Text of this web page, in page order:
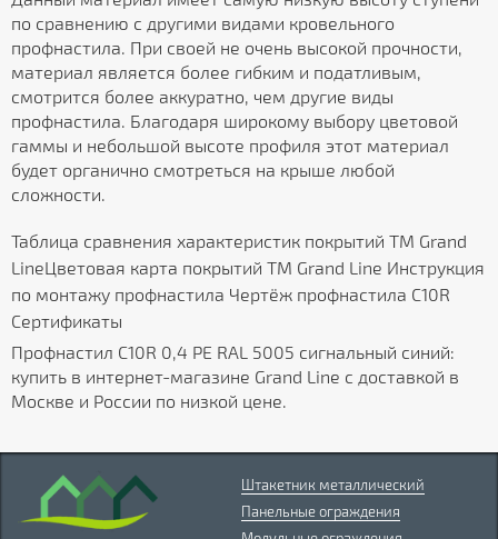
по сравнению с другими видами кровельного
профнастила. При своей не очень высокой прочности,
материал является более гибким и податливым,
смотрится более аккуратно, чем другие виды
профнастила. Благодаря широкому выбору цветовой
гаммы и небольшой высоте профиля этот материал
будет органично смотреться на крыше любой
сложности.
Таблица сравнения характеристик покрытий ТМ Grand
LineЦветовая карта покрытий ТМ Grand Line Инструкция
по монтажу профнастила Чертёж профнастила C10R
Сертификаты
Профнастил С10R 0,4 PE RAL 5005 сигнальный синий:
купить в интернет-магазине Grand Line с доставкой в
Москве и России по низкой цене.
Штакетник металлический
Панельные ограждения